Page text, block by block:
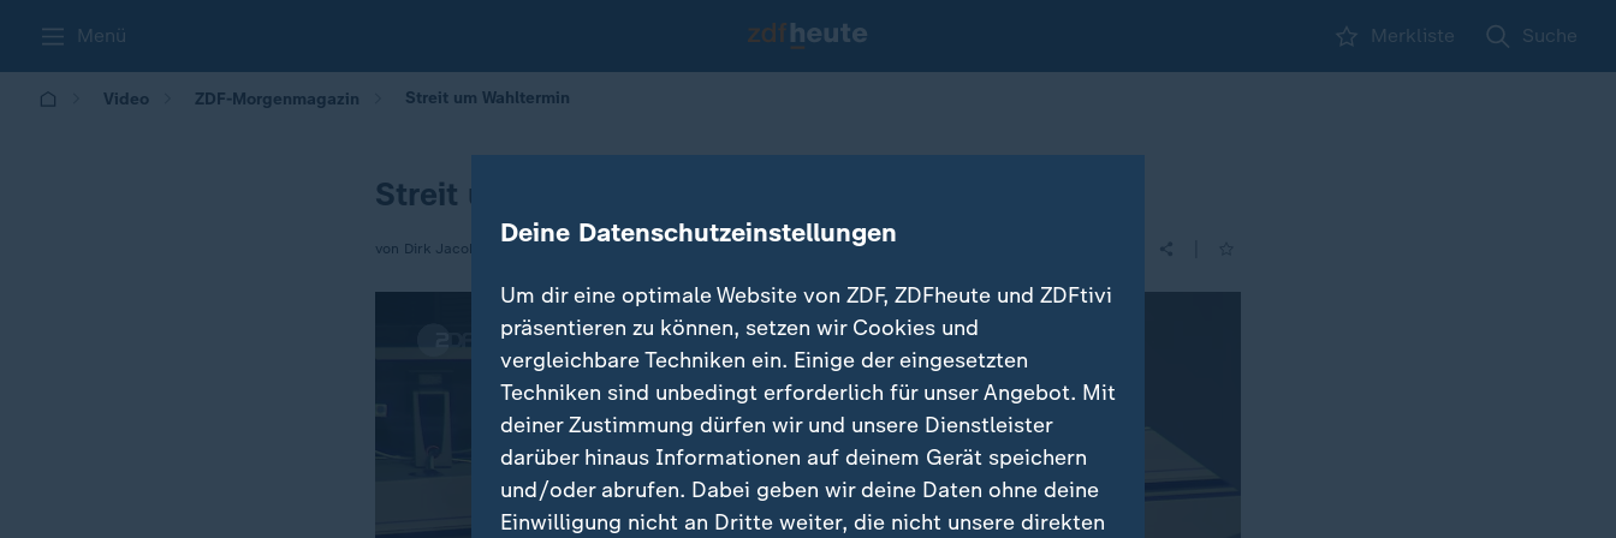
Menü Merkliste Suche
Video ZDF-Morgenmagazin Streit um Wahltermin
Streit um Wahltermin
von Dirk Jacobs Deine Datenschutzeinstellungen
Um dir eine optimale Website von ZDF, ZDFheute und ZDFtivi
präsentieren zu können, setzen wir Cookies und
vergleichbare Techniken ein. Einige der eingesetzten
Techniken sind unbedingt erforderlich für unser Angebot. Mit
deiner Zustimmung dürfen wir und unsere Dienstleister
darüber hinaus Informationen auf deinem Gerät speichern
und/oder abrufen. Dabei geben wir deine Daten ohne deine
Einwilligung nicht an Dritte weiter, die nicht unsere direkten